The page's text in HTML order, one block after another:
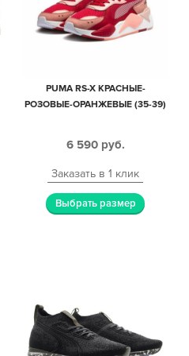
PUMA RS-X КРАСНЫЕ-
РОЗОВЫЕ-ОРАНЖЕВЫЕ (35-39)
6 590 руб.
Заказать в 1 клик
Выбрать размер